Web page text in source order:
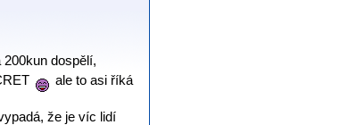
dospělí,
ale to asi říká
že je víc lidí